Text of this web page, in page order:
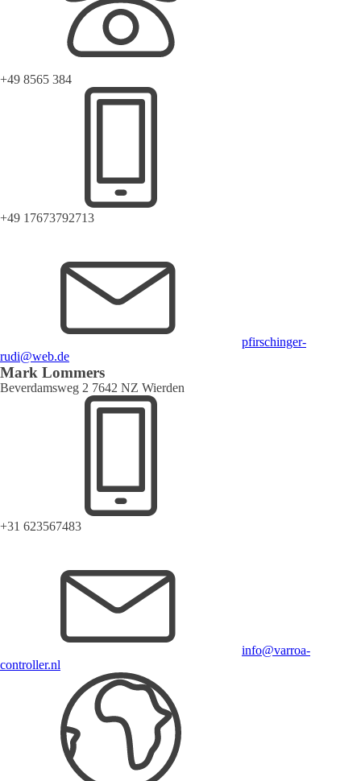
+49 8565 384
+49 17673792713
pfirschinger-
rudi@web.de
Mark Lommers
Beverdamsweg 2 7642 NZ Wierden
+31 623567483
info@varroa-
controller.nl